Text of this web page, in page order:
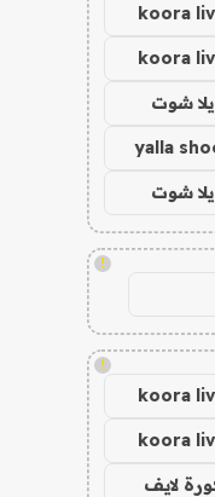
koora
koora
يلا شوت
yalla
يلا شوت
!
!
koora
koora
لايف